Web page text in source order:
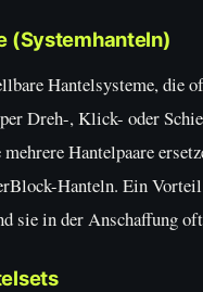
(Systemhanteln)
Hantelsysteme, die
Dreh-, Klick- oder
mehrere Hantelpaare
Hanteln. Ein
sie in der Anschaffung